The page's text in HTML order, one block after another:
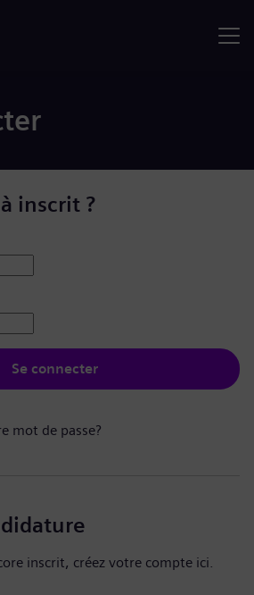
inscrit ?
et mot de passe
Se connecter
mot de passe?
inscrit, créez votre compte ici.